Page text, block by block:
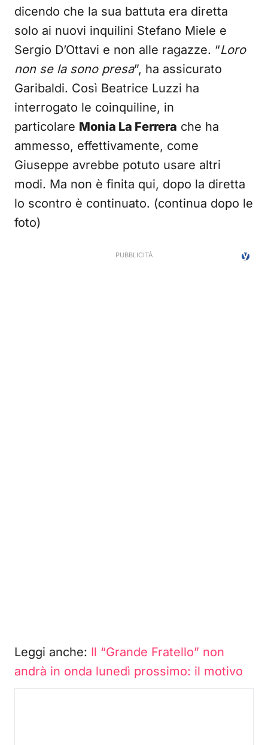
dicendo che la sua battuta era diretta
solo ai nuovi inquilini Stefano Miele e
Sergio D’Ottavi e non alle ragazze. “Loro
non se la sono presa”, ha assicurato
Garibaldi. Così Beatrice Luzzi ha
interrogato le coinquiline, in
particolare Monia La Ferrera che ha
ammesso, effettivamente, come
Giuseppe avrebbe potuto usare altri
modi. Ma non è finita qui, dopo la diretta
lo scontro è continuato. (continua dopo le
foto)
Leggi anche: Il “Grande Fratello” non
andrà in onda lunedì prossimo: il motivo